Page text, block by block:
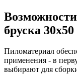
бруска
Пиломатериал
применения - в
выбирают для